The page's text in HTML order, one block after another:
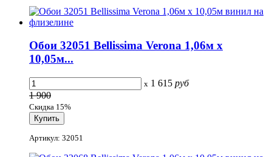
Обои 32051 Bellissima Verona 1,06м х
10,05м...
x 1 615 руб
1 900
Скидка 15%
Артикул: 32051